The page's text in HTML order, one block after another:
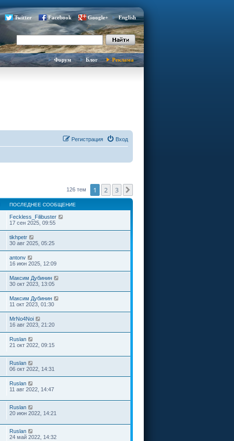
Twitter Facebook Google+ English
Форум Блог Реклама
Вход
Регистрация
126 тем 1 2 3
ПОСЛЕДНЕЕ СООБЩЕНИЕ
Feckless_Filibuster
17 сен 2025, 09:55
tikhpetr
30 авг 2025, 05:25
antonv
16 июн 2025, 12:09
Максим Дубинин
30 окт 2023, 13:05
Максим Дубинин
11 окт 2023, 01:30
MrNo4Noi
16 авг 2023, 21:20
Ruslan
21 окт 2022, 09:15
Ruslan
06 окт 2022, 14:31
Ruslan
11 авг 2022, 14:47
Ruslan
20 июн 2022, 14:21
Ruslan
24 май 2022, 14:32